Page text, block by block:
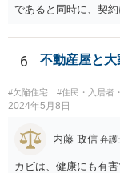
であると同時に、契
4条）。 お店の営業
を把握できる資料等
6 不動産屋と
#欠陥住宅 #住民・入居者
2024年5月8日
内藤 政信 弁護
カビは、健康にも有